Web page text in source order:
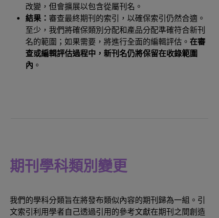
改變，但會擴展以包含從屬刊名。
結果： 審查最終期刊的索引，以確保索引仍然合適。
至少，我們將確保類別分配和產品分配準確符合新刊
名的範圍；如果需要，將進行全面的編輯評估。 在審
查或編輯評估過程中，新刊名仍將保留在收錄範圍
內 。
期刊學科類別變更
我們的學科分類旨在將發布類似內容的期刊歸為一組。引
文索引利用學者自己透過引用的參考文獻在期刊之間創造